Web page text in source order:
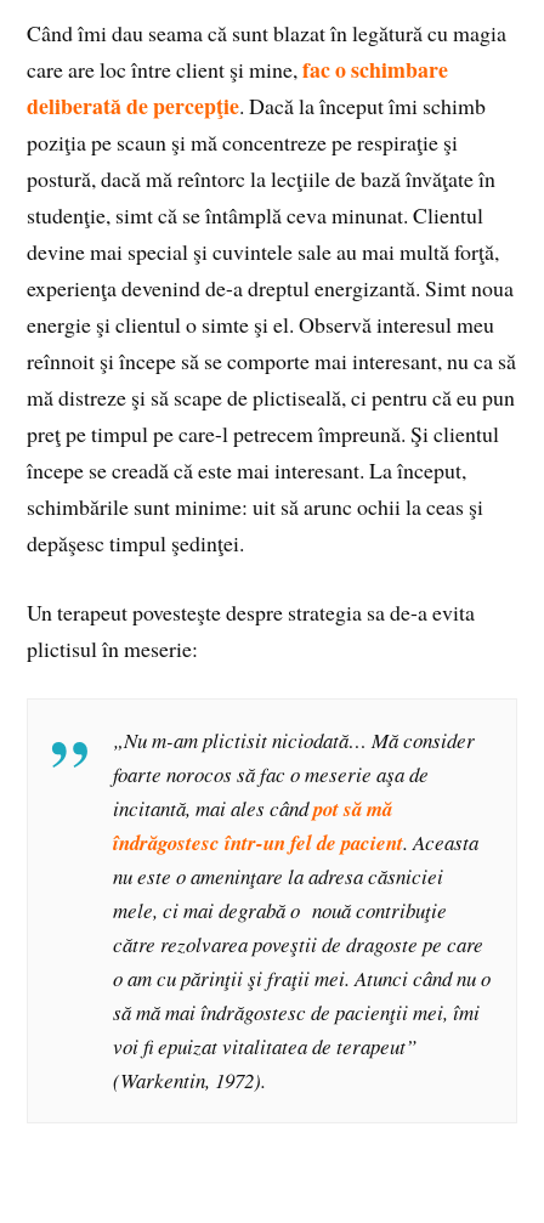
Când îmi dau seama că sunt blazat în legătură cu magia
care are loc între client şi mine,fac o schimbare
deliberată de percepţie. Dacă la început îmi schimb
poziţia pe scaun şi mă concentreze pe respiraţie şi
postură, dacă mă reîntorc la lecţiile de bază învăţate în
studenţie, simt că se întâmplă ceva minunat. Clientul
devine mai special şi cuvintele sale au mai multă forţă,
experienţa devenind de-a dreptul energizantă. Simt noua
energie şi clientul o simte şi el. Observă interesul meu
reînnoit şi începe să se comporte mai interesant, nu ca să
mă distreze şi să scape de plictiseală, ci pentru că eu pun
preţ pe timpul pe care-l petrecem împreună. Şi clientul
începe se creadă că este mai interesant. La început,
schimbările sunt minime: uit să arunc ochii la ceas şi
depăşesc timpul şedinţei.
Un terapeut povesteşte despre strategia sa de-a evita
plictisul în meserie:
„Nu m-am plictisit niciodată… Mă consider
foarte norocos să fac o meserie aşa de
incitantă, mai ales cândpot să mă
îndrăgostesc într-un fel de pacient. Aceasta
nu este o ameninţare la adresa căsniciei
mele, ci mai degrabă o nouă contribuţie
către rezolvarea poveştii de dragoste pe care
o am cu părinţii şi fraţii mei. Atunci când nu o
să mă mai îndrăgostesc de pacienţii mei, îmi
voi fi epuizat vitalitatea de terapeut”
(Warkentin, 1972).